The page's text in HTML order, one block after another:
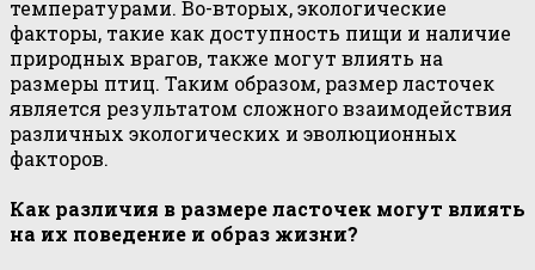
температурами. Во-вторых, экологические
факторы, такие как доступность пищи и наличие
природных врагов, также могут влиять на
размеры птиц. Таким образом, размер ласточек
является результатом сложного взаимодействия
различных экологических и эволюционных
факторов.
Как различия в размере ласточек могут влиять
на их поведение и образ жизни?